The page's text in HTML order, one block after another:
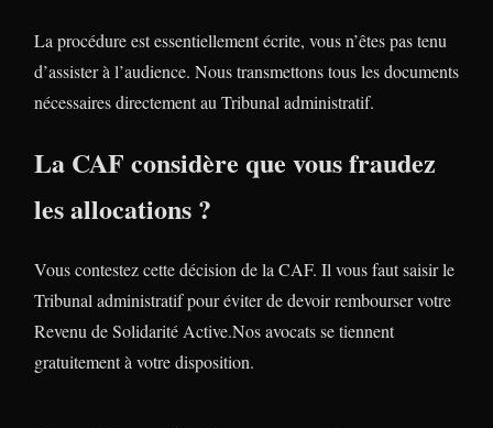
La procédure est essentiellement écrite, vous n’êtes pas tenu
d’assister à l’audience. Nous transmettons tous les documents
nécessaires directement au Tribunal administratif.
La CAF considère que vous fraudez
les allocations ?
Vous contestez cette décision de la CAF. Il vous faut saisir le
Tribunal administratif pour éviter de devoir rembourser votre
Revenu de Solidarité Active.Nos avocats se tiennent
gratuitement à votre disposition.